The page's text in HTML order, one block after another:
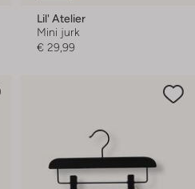
Lil' Atelier
Mini jurk
€ 29,99